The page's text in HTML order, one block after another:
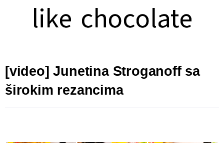
like chocolate
like chocolate
[video] Junetina Stroganoff sa
širokim rezancima